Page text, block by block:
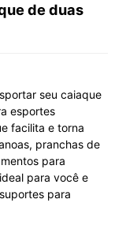
de duas
seu caiaque
esportes
facilita e torna
pranchas de
para
para você e
para